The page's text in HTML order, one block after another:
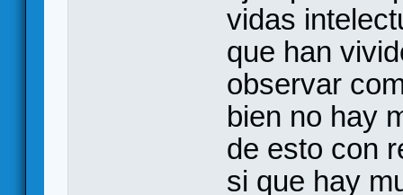
vidas
que han
observar
bien no hay
de esto con
si que hay